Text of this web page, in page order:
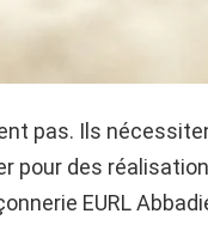
pas. Ils
pour des
EURL